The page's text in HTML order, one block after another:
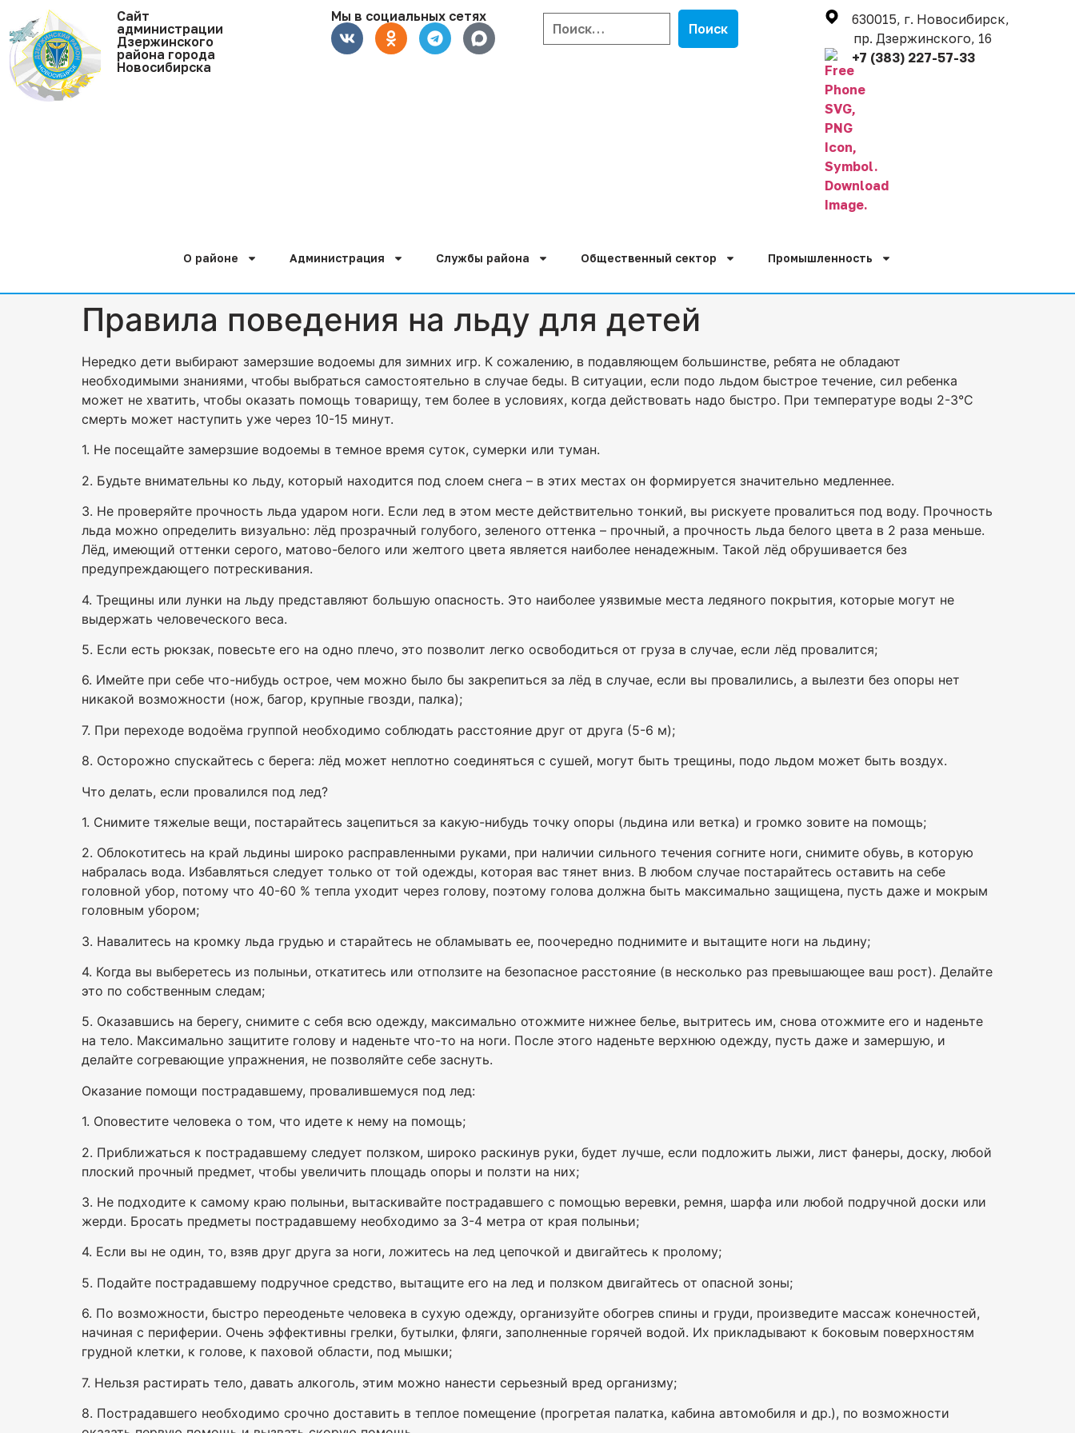
Cайт
администрации
Дзержинского
района города
Новосибирска
Мы в социальных сетях
630015, г. Новосибирск,
пр. Дзержинского, 16
+7 (383) 227-57-33
О районе Администрация Службы района Общественный сектор Промышленность
Правила поведения на льду для детей
Нередко дети выбирают замерзшие водоемы для зимних игр. К сожалению, в подавляющем большинстве, ребята не обладают
необходимыми знаниями, чтобы выбраться самостоятельно в случае беды. В ситуации, если подо льдом быстрое течение, сил ребенка
может не хватить, чтобы оказать помощь товарищу, тем более в условиях, когда действовать надо быстро. При температуре воды 2-3°С
смерть может наступить уже через 10-15 минут.
1. Не посещайте замерзшие водоемы в темное время суток, сумерки или туман.
2. Будьте внимательны ко льду, который находится под слоем снега – в этих местах он формируется значительно медленнее.
3. Не проверяйте прочность льда ударом ноги. Если лед в этом месте действительно тонкий, вы рискуете провалиться под воду. Прочность
льда можно определить визуально: лёд прозрачный голубого, зеленого оттенка – прочный, а прочность льда белого цвета в 2 раза меньше.
Лёд, имеющий оттенки серого, матово-белого или желтого цвета является наиболее ненадежным. Такой лёд обрушивается без
предупреждающего потрескивания.
4. Трещины или лунки на льду представляют большую опасность. Это наиболее уязвимые места ледяного покрытия, которые могут не
выдержать человеческого веса.
5. Если есть рюкзак, повесьте его на одно плечо, это позволит легко освободиться от груза в случае, если лёд провалится;
6. Имейте при себе что-нибудь острое, чем можно было бы закрепиться за лёд в случае, если вы провалились, а вылезти без опоры нет
никакой возможности (нож, багор, крупные гвозди, палка);
7. При переходе водоёма группой необходимо соблюдать расстояние друг от друга (5-6 м);
8. Осторожно спускайтесь с берега: лёд может неплотно соединяться с сушей, могут быть трещины, подо льдом может быть воздух.
Что делать, если провалился под лед?
1. Снимите тяжелые вещи, постарайтесь зацепиться за какую-нибудь точку опоры (льдина или ветка) и громко зовите на помощь;
2. Облокотитесь на край льдины широко расправленными руками, при наличии сильного течения согните ноги, снимите обувь, в которую
набралась вода. Избавляться следует только от той одежды, которая вас тянет вниз. В любом случае постарайтесь оставить на себе
головной убор, потому что 40-60 % тепла уходит через голову, поэтому голова должна быть максимально защищена, пусть даже и мокрым
головным убором;
3. Навалитесь на кромку льда грудью и старайтесь не обламывать ее, поочередно поднимите и вытащите ноги на льдину;
4. Когда вы выберетесь из полыньи, откатитесь или отползите на безопасное расстояние (в несколько раз превышающее ваш рост). Делайте
это по собственным следам;
5. Оказавшись на берегу, снимите с себя всю одежду, максимально отожмите нижнее белье, вытритесь им, снова отожмите его и наденьте
на тело. Максимально защитите голову и наденьте что-то на ноги. После этого наденьте верхнюю одежду, пусть даже и замершую, и
делайте согревающие упражнения, не позволяйте себе заснуть.
Оказание помощи пострадавшему, провалившемуся под лед:
1. Оповестите человека о том, что идете к нему на помощь;
2. Приближаться к пострадавшему следует ползком, широко раскинув руки, будет лучше, если подложить лыжи, лист фанеры, доску, любой
плоский прочный предмет, чтобы увеличить площадь опоры и ползти на них;
3. Не подходите к самому краю полыньи, вытаскивайте пострадавшего с помощью веревки, ремня, шарфа или любой подручной доски или
жерди. Бросать предметы пострадавшему необходимо за 3-4 метра от края полыньи;
4. Если вы не один, то, взяв друг друга за ноги, ложитесь на лед цепочкой и двигайтесь к пролому;
5. Подайте пострадавшему подручное средство, вытащите его на лед и ползком двигайтесь от опасной зоны;
6. По возможности, быстро переоденьте человека в сухую одежду, организуйте обогрев спины и груди, произведите массаж конечностей,
начиная с периферии. Очень эффективны грелки, бутылки, фляги, заполненные горячей водой. Их прикладывают к боковым поверхностям
грудной клетки, к голове, к паховой области, под мышки;
7. Нельзя растирать тело, давать алкоголь, этим можно нанести серьезный вред организму;
8. Пострадавшего необходимо срочно доставить в теплое помещение (прогретая палатка, кабина автомобиля и др.), по возможности